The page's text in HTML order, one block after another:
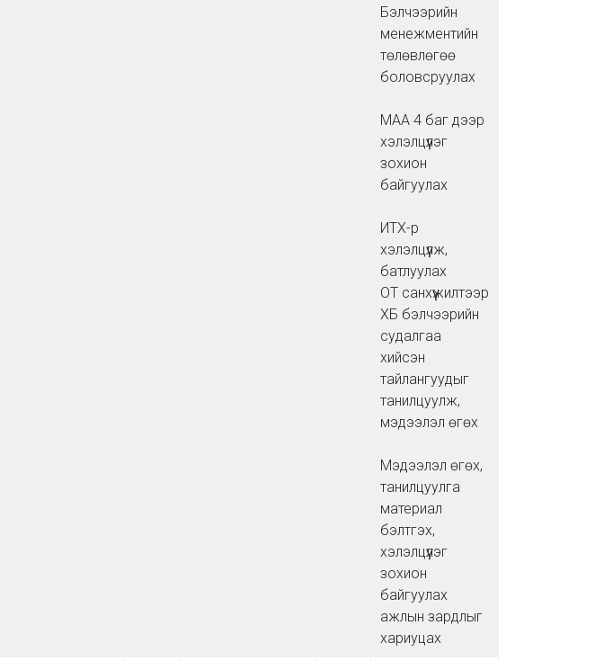
Бэлчээрийн
менежментийн
төлөвлөгөө
боловсруулах
МАА 4 баг дээр
хэлэлцүүлэг
зохион
байгуулах
ИТХ-р
хэлэлцүүлж,
батлуулах
ОТ санхүүжилтээр
ХБ бэлчээрийн
судалгаа
хийсэн
тайлангуудыг
танилцуулж,
мэдээлэл өгөх
Мэдээлэл өгөх,
танилцуулга
материал
бэлтгэх,
хэлэлцүүлэг
зохион
байгуулах
ажлын зардлыг
хариуцах